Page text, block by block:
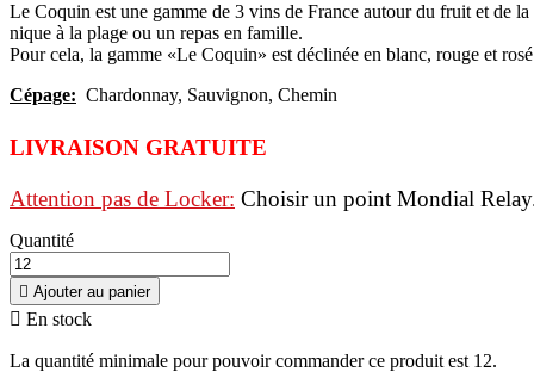
Le Coquin est une gamme de 3 vins de France autour du fruit et de
nique à la plage ou un repas en famille.
Pour cela, la gamme «Le Coquin» est déclinée en blanc, rouge et
Cépage: Chardonnay, Sauvignon, Chemin
LIVRAISON GRATUITE
Attention pas de Locker: Choisir un point Mondial
Quantité
 Ajouter au panier
 En stock
La quantité minimale pour pouvoir commander ce produit est 12.